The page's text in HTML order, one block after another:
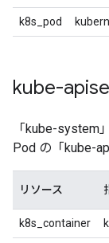
k8s_pod
kube-
「kube-system
Pod の「kube-
リソース
k8s_container